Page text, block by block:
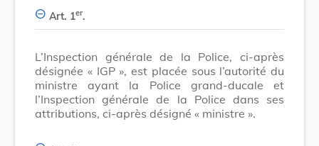
Art. 1er.
L’Inspection générale de la Police, ci-après
désignée « IGP », est placée sous l’autorité du
ministre ayant la Police grand-ducale et
l’Inspection générale de la Police dans ses
attributions, ci-après désigné « ministre ».